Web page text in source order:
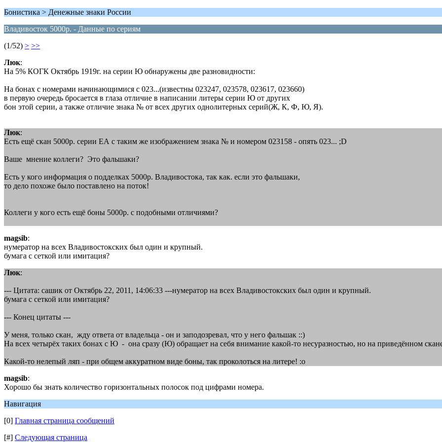
Бонистика > Денежные знаки России
Владивосток 5000р. - Данные по сериям
(1/52) > >>
Люк:
На 5% КОГК Октябрь 1919г. на серии Ю обнаружены две разновидности:
На бонах с номерами начинающимися с 023...(известны 023247, 023578, 023617, 023660)
в первую очередь бросается в глаза отличие в написании литеры серии Ю от других
бон этой серии, а также отличие знака № от всех других однолитерных серий(Ж, К, Ф, Ю, Я).
Люк:
Есть ещё скан 5000р. серии ЕА с таким же изображением знака № и номером 023158 - опять 023... ;D
Ваше мнение коллеги? Это фальшаки?
Есть у кого информация о подделках 5000р. Владивостока, так как. если это фальшаки,
то дело похоже было поставлено на поток!
Коллеги у кого есть ещё боны 5000р. c подобными отличиями?
magsib:
нумератор на всех Владивостокских был один и крупный.
бумага с сеткой или имитация?
Люк:
--- Цитата: сашик от Октябрь 22, 2011, 14:06:33 ---нумератор на всех Владивостокских был один и крупный.
бумага с сеткой или имитация?
--- Конец цитаты ---
У меня, только скан, жду ответа от владельца - он и заподозревал, что у него фальшак ::)
На всех четырёх таких бонах с Ю - она сразу (Ю) обращает на себя внимание какой-то несуразностью, но на приведённом
Какой-то нелепый ляп - при общем аккуратном виде боны, так проколоться на литере! :o
magsib:
Хорошо бы знать количество горизонтальных полосок под цифрами номера.
Навигация
[0] Главная страница сообщений
[#] Следующая страница